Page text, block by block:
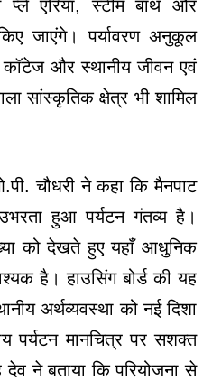
एरिया, स्टीम बाथ और
जाएंगे। पर्यावरण अनुकूल
और स्थानीय जीवन एवं
सांस्कृतिक क्षेत्र भी शामिल
चौधरी ने कहा कि मैनपाट
हुआ पर्यटन गंतव्य है।
को देखते हुए यहाँ आधुनिक
है। हाउसिंग बोर्ड की यह
अर्थव्यवस्था को नई दिशा
पर्यटन मानचित्र पर सशक्त
ने बताया कि परियोजना से